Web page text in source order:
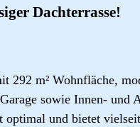
Dachterrasse!
292 m² Wohnfläche,
sowie Innen- und
und bietet